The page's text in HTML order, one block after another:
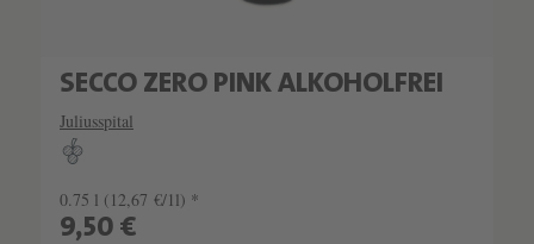
SECCO ZERO PINK ALKOHOLFREI
Juliusspital
0.75 l (12,67 €/1l) *
9,50 €